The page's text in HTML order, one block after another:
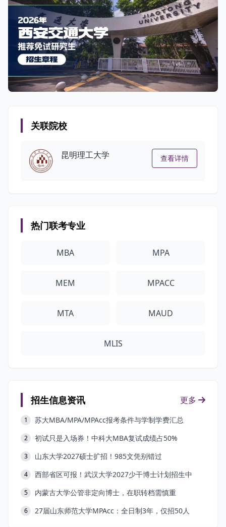
关联院校
昆明理工大学 查看详情
热门联考专业
MBA MPA
MEM MPACC
MTA MAUD
MLIS
招生信息资讯 更多
1 苏大MBA/MPA/MPAcc报考条件与学制学费汇总
2 初试只是入场券！中科大MBA复试成绩占50%
3 山东大学2027硕士扩招！985文凭别错过
4 西部省区可报！武汉大学2027少干博士计划招生中
5 内蒙古大学公管非定向博士，在职转档需慎重
6 27届山东师范大学MPAcc：全日制3年，仅招50人